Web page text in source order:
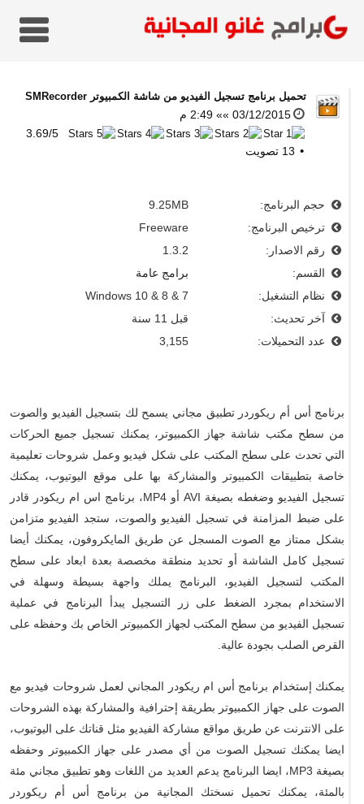
تحميل برنامج تسجيل الفيديو من شاشة الكمبيوتر SMRecorder
03/12/2015 »» 2:49 م
3.69/5
13 تصويت
حجم البرنامج:
9.25MB
ترخيص البرنامج:
Freeware
رقم الاصدار:
1.3.2
القسم:
برامج عامة
نظام التشغيل:
Windows 10 & 8 & 7
آخر تحديث:
قبل 11 سنة
عدد التحميلات:
3,155
برنامج أس أم ريكوردر تطبيق مجاني يسمح لك بتسجيل الفيديو والصوت
من سطح مكتب شاشة جهاز الكمبيوتر، يمكنك تسجيل جميع الحركات
التي تحدث على سطح المكتب على شكل فيديو وعمل شروحات تعليمية
خاصة بتطبيقات الكمبيوتر والمشاركة بها على موقع اليوتيوب، يمكنك
تسجيل الفيديو وضغطه بصيغة AVI أو MP4، برنامج اس ام ريكودر قادر
على ضبط المزامنة في تسجيل الفيديو والصوت، ستجد الفيديو متزامن
بشكل ممتاز مع الصوت المسجل عن طريق المايكروفون، يمكنك أيضا
تسجيل كامل الشاشة أو تحديد منطقة مخصصة بعدة ابعاد على سطح
المكتب لتسجيل الفيديو، البرنامج يملك واجهة بسيطة وسهلة في
الاستخدام بمجرد الضغط على زر التسجيل يبدأ البرنامج في عملية
تسجيل الفيديو من سطح المكتب لجهاز الكمبيوتر الخاص بك وحفظه على
القرص الصلب بجودة عالية.
يمكنك إستخدام برنامج أس ام ريكودر المجاني لعمل شروحات فيديو مع
الصوت على جهاز الكمبيوتر بطريقة إحترافية والمشاركة بهذه الشروحات
على الانترنت عن طريق مواقع مشاركة الفيديو مثل قناتك على اليوتيوب،
ايضا يمكنك تسجيل الصوت من أي مصدر على جهاز الكمبيوتر وحفظه
بصيغة MP3، ايضا البرنامج يدعم العديد من اللغات وهو تطبيق مجاني مئة
بالمئة، يمكنك تحميل نسختك المجانية من برنامج أس أم ريكوردر